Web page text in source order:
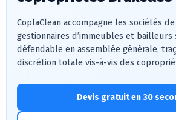
CoplaClean accompagne les sociétés
gestionnaires d’immeubles et bailleurs
défendable en assemblée générale,
discrétion totale vis-à-vis des
Devis gratuit en 30